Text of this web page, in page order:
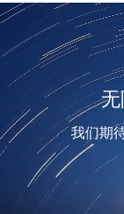
我们期